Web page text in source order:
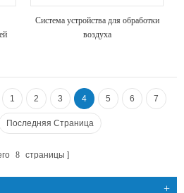
Система устройства для обработки
воздуха
1 2 3 4 5 6 7
Последняя Страница
8 страницы